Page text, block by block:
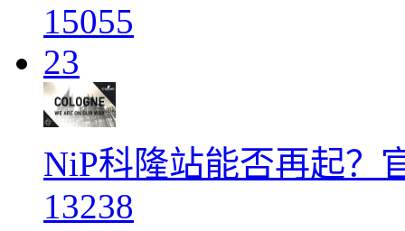
15055
23
NiP科隆站能否再起？
13238